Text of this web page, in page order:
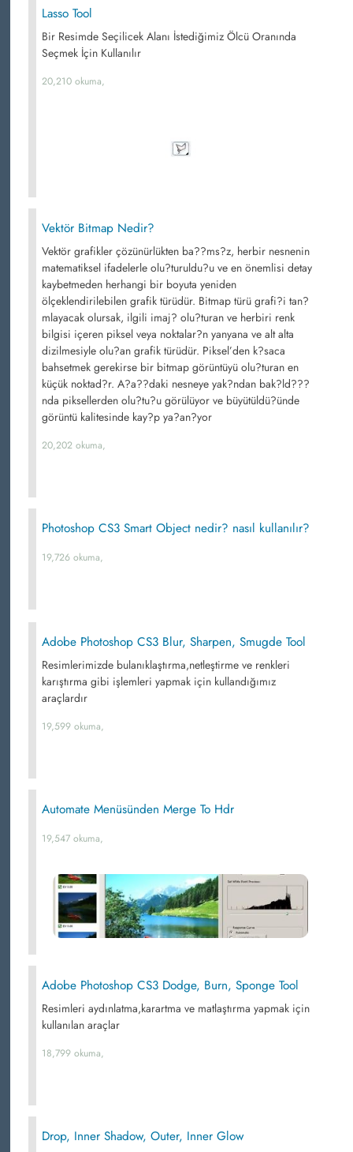
Lasso Tool
Bir Resimde Seçilicek Alanı İstediğimiz Ölcü Oranında
Seçmek İçin Kullanılır
20,210 okuma,
Vektör Bitmap Nedir?
Vektör grafikler çözünürlükten ba??ms?z, herbir nesnenin
matematiksel ifadelerle olu?turuldu?u ve en önemlisi detay
kaybetmeden herhangi bir boyuta yeniden
ölçeklendirilebilen grafik türüdür. Bitmap türü grafi?i tan?
mlayacak olursak, ilgili imaj? olu?turan ve herbiri renk
bilgisi içeren piksel veya noktalar?n yanyana ve alt alta
dizilmesiyle olu?an grafik türüdür. Piksel’den k?saca
bahsetmek gerekirse bir bitmap görüntüyü olu?turan en
küçük noktad?r. A?a??daki nesneye yak?ndan bak?ld???
nda piksellerden olu?tu?u görülüyor ve büyütüldü?ünde
görüntü kalitesinde kay?p ya?an?yor
20,202 okuma,
Photoshop CS3 Smart Object nedir? nasıl kullanılır?
19,726 okuma,
Adobe Photoshop CS3 Blur, Sharpen, Smugde Tool
Resimlerimizde bulanıklaştırma,netleştirme ve renkleri
karıştırma gibi işlemleri yapmak için kullandığımız
araçlardır
19,599 okuma,
Automate Menüsünden Merge To Hdr
19,547 okuma,
Adobe Photoshop CS3 Dodge, Burn, Sponge Tool
Resimleri aydınlatma,karartma ve matlaştırma yapmak için
kullanılan araçlar
18,799 okuma,
Drop, Inner Shadow, Outer, Inner Glow